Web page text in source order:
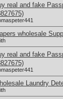
real and fake
wholesale
real and fake
Laundry